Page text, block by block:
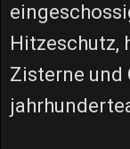
Hitzeschutz,
Zisterne und